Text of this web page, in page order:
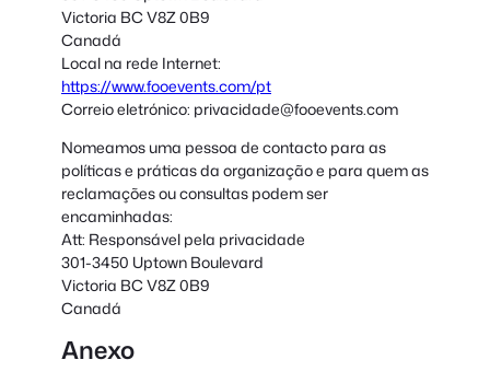
Victoria BC V8Z 0B9
Canadá
Local na rede Internet:
https://www.fooevents.com/pt
Correio eletrónico: privacidade@fooevents.com
Nomeamos uma pessoa de contacto para as
políticas e práticas da organização e para quem as
reclamações ou consultas podem ser
encaminhadas:
Att: Responsável pela privacidade
301-3450 Uptown Boulevard
Victoria BC V8Z 0B9
Canadá
Anexo